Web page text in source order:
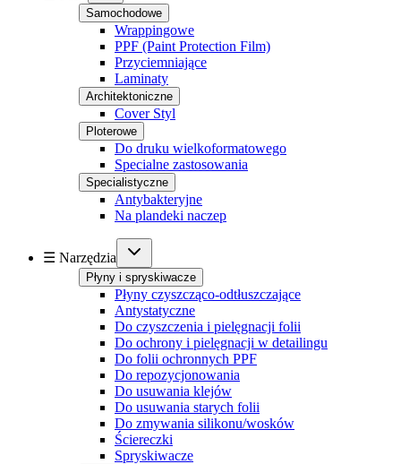
Samochodowe
Wrappingowe
PPF (Paint Protection Film)
Przyciemniające
Laminaty
Architektoniczne
Cover Styl
Ploterowe
Do druku wielkoformatowego
Specialne zastosowania
Specialistyczne
Antybakteryjne
Na plandeki naczep
☰ Narzędzia
Płyny i spryskiwacze
Płyny czyszcząco-odtłuszczające
Antystatyczne
Do czyszczenia i pielęgnacji folii
Do ochrony i pielęgnacji w detailingu
Do folii ochronnych PPF
Do repozycjonowania
Do usuwania klejów
Do usuwania starych folii
Do zmywania silikonu/wosków
Ściereczki
Spryskiwacze